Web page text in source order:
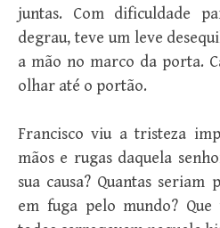
juntas. Com dificuldade
degrau, teve um leve
a mão no marco da porta.
olhar até o portão.
Francisco viu a tristeza
mãos e rugas daquela
sua causa? Quantas seriam
em fuga pelo mundo? Que